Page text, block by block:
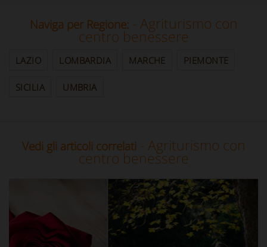
Naviga per Regione: - Agriturismo con
centro benessere
LAZIO LOMBARDIA MARCHE PIEMONTE
SICILIA UMBRIA
Vedi gli articoli correlati - Agriturismo con
centro benessere